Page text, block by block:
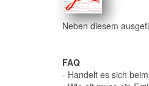
Neben diesem
FAQ
- Handelt es sich